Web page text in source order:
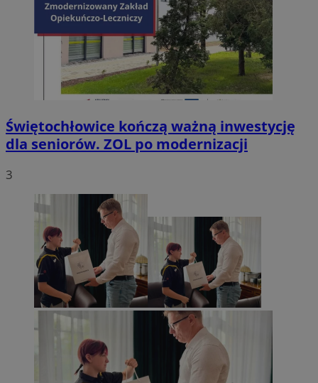
Świętochłowice kończą ważną inwestycję
dla seniorów. ZOL po modernizacji
3